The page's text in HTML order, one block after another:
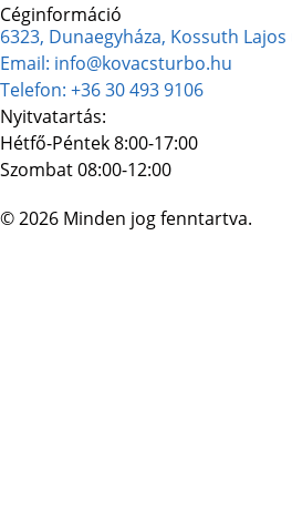
Céginformáció
6323, Dunaegyháza, Kossuth
Email: info@kovacsturbo.hu
Telefon: +36 30 493 9106
Nyitvatartás:
Hétfő-Péntek 8:00-17:00
Szombat 08:00-12:00
© 2026 Minden jog fenntartva.